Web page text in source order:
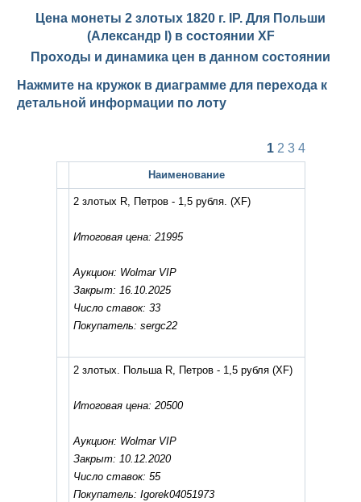
Цена монеты 2 злотых 1820 г. IP. Для Польши
(Александр I) в состоянии XF
Проходы и динамика цен в данном состоянии
Нажмите на кружок в диаграмме для перехода к
детальной информации по лоту
1 2 3 4
Наименование
2 злотых R, Петров - 1,5 рубля. (XF)
Итоговая цена: 21995
Аукцион: Wolmar VIP
Закрыт: 16.10.2025
Число ставок: 33
Покупатель: sergc22
2 злотых. Польша R, Петров - 1,5 рубля(XF)
Итоговая цена: 20500
Аукцион: Wolmar VIP
Закрыт: 10.12.2020
Число ставок: 55
Покупатель: Igorek04051973